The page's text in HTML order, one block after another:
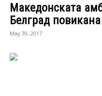
Македонската
Белград
May 30, 2017